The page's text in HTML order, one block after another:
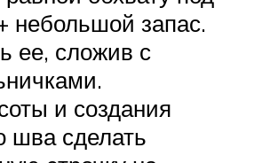
небольшой запас.
ее, сложив с
и создания
шва сделать